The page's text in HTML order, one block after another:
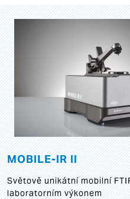
MOBILE-IR II
Světově unikátní mobilní
laboratorním výkonem